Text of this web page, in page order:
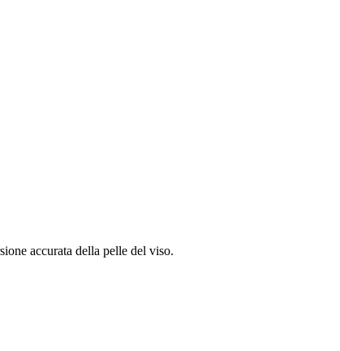
accurata della pelle del viso.